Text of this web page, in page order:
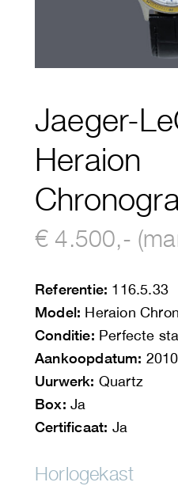
Jaeger-
Heraion
€ 4.500,-
Referentie: 116.5.33
Model: Heraion
Conditie: Perfecte
Aankoopdatum: 2010
Uurwerk: Quartz
Box: Ja
Certificaat: Ja
Horlogekast